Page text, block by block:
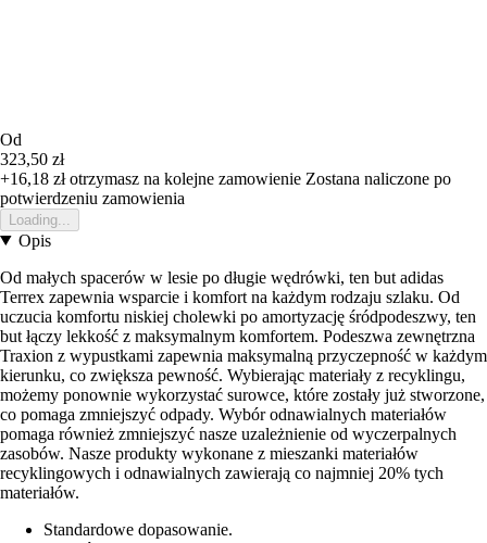
Od
323,50 zł
+16,18 złotrzymasz na kolejne zamowienie Zostana naliczone po
potwierdzeniu zamowienia
Loading...
Opis
Od małych spacerów w lesie po długie wędrówki, ten but adidas
Terrex zapewnia wsparcie i komfort na każdym rodzaju szlaku. Od
uczucia komfortu niskiej cholewki po amortyzację śródpodeszwy, ten
but łączy lekkość z maksymalnym komfortem. Podeszwa zewnętrzna
Traxion z wypustkami zapewnia maksymalną przyczepność w każdym
kierunku, co zwiększa pewność. Wybierając materiały z recyklingu,
możemy ponownie wykorzystać surowce, które zostały już stworzone,
co pomaga zmniejszyć odpady. Wybór odnawialnych materiałów
pomaga również zmniejszyć nasze uzależnienie od wyczerpalnych
zasobów. Nasze produkty wykonane z mieszanki materiałów
recyklingowych i odnawialnych zawierają co najmniej 20% tych
materiałów.
Standardowe dopasowanie.